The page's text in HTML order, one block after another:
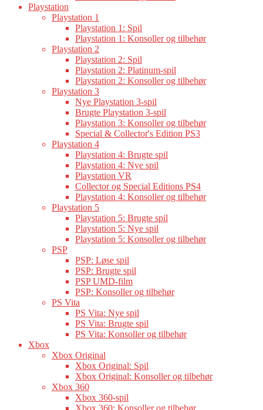
Playstation
Playstation 1
Playstation 1: Spil
Playstation 1: Konsoller og tilbehør
Playstation 2
Playstation 2: Spil
Playstation 2: Platinum-spil
Playstation 2: Konsoller og tilbehør
Playstation 3
Nye Playstation 3-spil
Brugte Playstation 3-spil
Playstation 3: Konsoller og tilbehør
Special & Collector's Edition PS3
Playstation 4
Playstation 4: Brugte spil
Playstation 4: Nye spil
Playstation VR
Collector og Special Editions PS4
Playstation 4: Konsoller og tilbehør
Playstation 5
Playstation 5: Brugte spil
Playstation 5: Nye spil
Playstation 5: Konsoller og tilbehør
PSP
PSP: Løse spil
PSP: Brugte spil
PSP UMD-film
PSP: Konsoller og tilbehør
PS Vita
PS Vita: Nye spil
PS Vita: Brugte spil
PS Vita: Konsoller og tilbehør
Xbox
Xbox Original
Xbox Original: Spil
Xbox Original: Konsoller og tilbehør
Xbox 360
Xbox 360-spil